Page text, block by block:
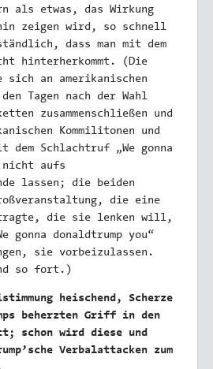
als etwas, das Wirkung
zeigen wird, so schnell
dass man mit dem
hinterherkommt. (Die
sich an amerikanischen
Tagen nach der Wahl
zusammenschließen und
Kommilitonen und
dem Schlachtruf „We gonna
aufs
lassen; die beiden
die eine
die sie lenken will,
gonna donaldtrump you“
sie vorbeizulassen.
so fort.)
heischend, Scherze
beherzten Griff in den
schon wird diese und
Verbalattacken zum